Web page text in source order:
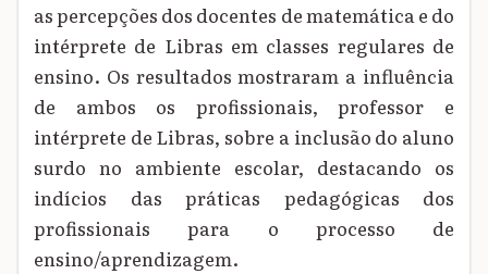
as percepções dos docentes de matemática e do
intérprete de Libras em classes regulares de
ensino. Os resultados mostraram a influência
de ambos os profissionais, professor e
intérprete de Libras, sobre a inclusão do aluno
surdo no ambiente escolar, destacando os
indícios das práticas pedagógicas dos
profissionais para o processo de
ensino/aprendizagem.